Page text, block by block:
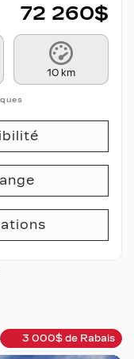
72 260$
10 km
3 000$ de Rabais